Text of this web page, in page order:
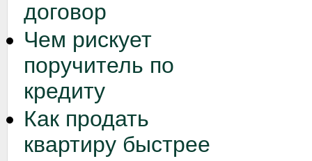
договор
Чем рискует
поручитель по
кредиту
Как продать
квартиру быстрее